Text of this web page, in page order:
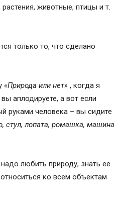
животные, птицы и т.
только то, что сделано
«Природа или нет» , когда я
аплодируете, а вот если
руками человека – вы сидите
стул, лопата, ромашка, машина
любить природу, знать ее.
ко всем объектам